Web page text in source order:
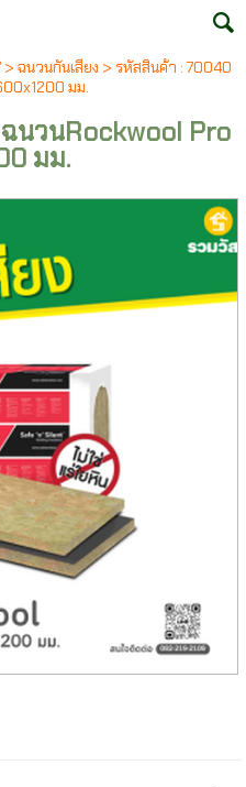
> ฉนวนกันเสียง > รหัสสินค้า : 70040
มม.
นวนRockwool Pro
มม.